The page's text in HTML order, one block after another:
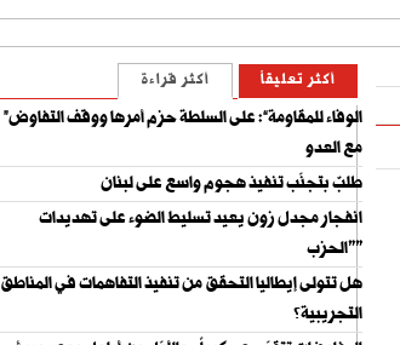
أكثر قراءة أكثر تعليقاً
“الوفاء للمقاومة”: على السلطة حزم أمرها ووقف التفاوض
مع العدو
طلبٌ بتجنّب تنفيذ هجوم واسع على لبنان
انفجار مجدل زون يعيد تسليط الضوء على تهديدات
"الحزب"
هل تتولى إيطاليا التحقق من تنفيذ التفاهمات في المناطق
التجريبية؟